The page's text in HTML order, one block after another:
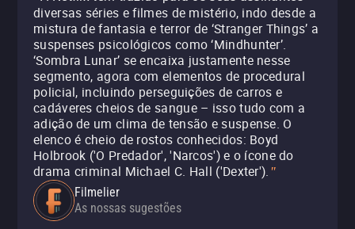
diversas séries e filmes de mistério, indo desde a
mistura de fantasia e terror de ‘Stranger Things’ a
suspenses psicológicos como ‘Mindhunter’.
‘Sombra Lunar’ se encaixa justamente nesse
segmento, agora com elementos de procedural
policial, incluindo perseguições de carros e
cadáveres cheios de sangue – isso tudo com a
adição de um clima de tensão e suspense. O
elenco é cheio de rostos conhecidos: Boyd
Holbrook ('O Predador', 'Narcos') e o ícone do
drama criminal Michael C. Hall ('Dexter'). "
Filmelier
As nossas sugestões